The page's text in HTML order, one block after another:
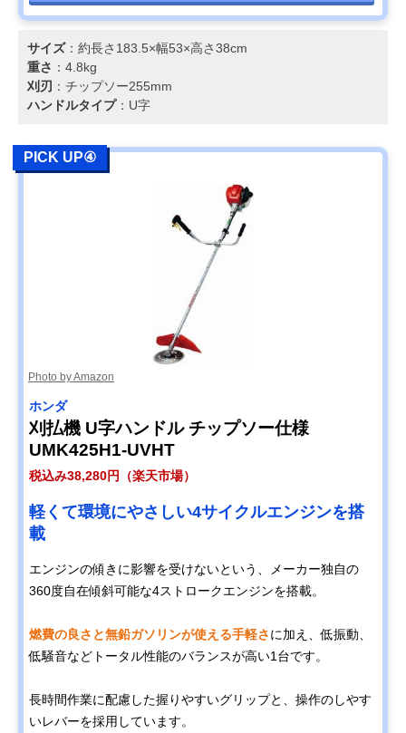
サイズ：約長さ183.5×幅53×高さ38cm
重さ ：4.8kg
刈刃 ：チップソー255mm
ハンドルタイプ：U字
PICK UP④
Photo by Amazon
ホンダ
刈払機 U字ハンドル チップソー仕様
UMK425H1-UVHT
税込み38,280円（楽天市場）
軽くて環境にやさしい4サイクルエンジンを搭
載
エンジンの傾きに影響を受けないという、メーカー独自の
360度自在傾斜可能な4ストロークエンジンを搭載。
燃費の良さと無鉛ガソリンが使える手軽さに加え、低振動、
低騒音などトータル性能のバランスが高い1台です。
長時間作業に配慮した握りやすいグリップと、操作のしやす
いレバーを採用しています。